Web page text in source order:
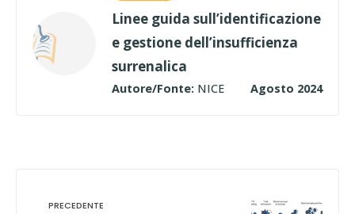
Linee guida sull’identificazione
e gestione dell’insufficienza
surrenalica
Autore/Fonte: NICE Agosto 2024